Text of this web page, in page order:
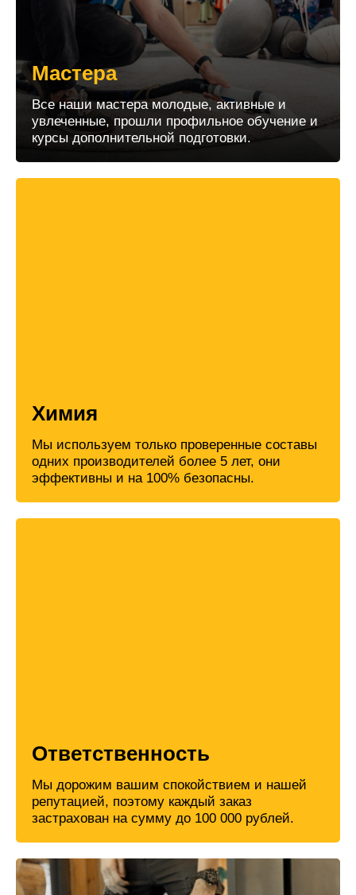
Мастера
Все наши мастера молодые, активные и
увлеченные, прошли профильное обучение и
курсы дополнительной подготовки.
Химия
Мы используем только проверенные составы
одних производителей более 5 лет, они
эффективны и на 100% безопасны.
Ответственность
Мы дорожим вашим спокойствием и нашей
репутацией, поэтому каждый заказ
застрахован на сумму до 100 000 рублей.